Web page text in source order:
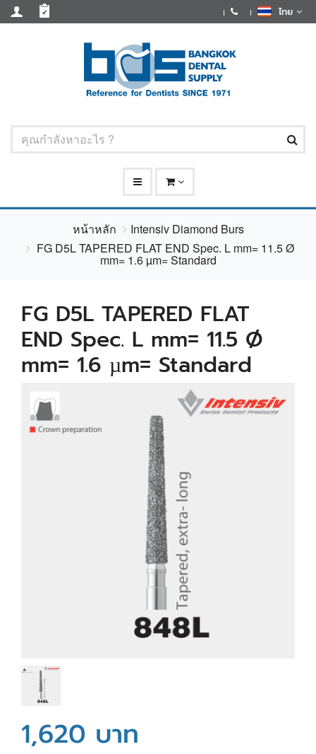
ไทย
หน้าหลัก
Intensiv Diamond Burs
FG D5L TAPERED FLAT END Spec. L mm= 11.5 Ø
mm= 1.6 µm= Standard
FG D5L TAPERED FLAT
END Spec. L mm= 11.5 Ø
mm= 1.6 µm= Standard
1,620 บาท